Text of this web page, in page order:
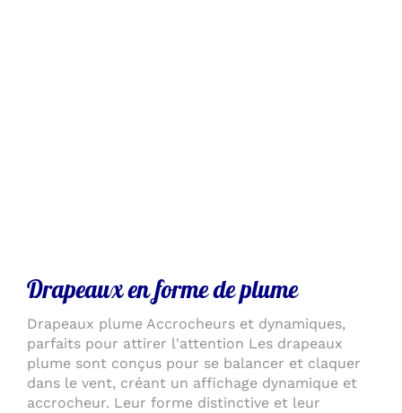
Drapeaux en forme de plume
Drapeaux plume Accrocheurs et dynamiques,
parfaits pour attirer l'attention Les drapeaux
plume sont conçus pour se balancer et claquer
dans le vent, créant un affichage dynamique et
accrocheur. Leur forme distinctive et leur